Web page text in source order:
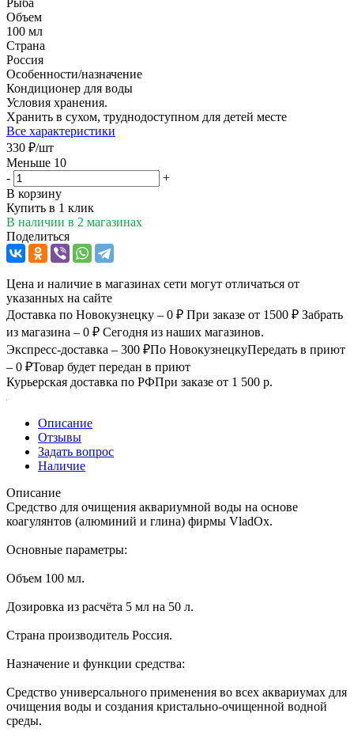
Объем
100 мл
Страна
Россия
Особенности/назначение
Кондиционер для воды
Условия хранения.
Хранить в сухом, труднодоступном для детей месте
Все характеристики
330 ₽/шт
Меньше 10
-
+
В корзину
Купить в 1 клик
В наличии в 2 магазинах
Поделиться
Цена и наличие в магазинах сети могут отличаться от
указанных на сайте
Доставка по Новокузнецку – 0 ₽ При заказе от 1500 ₽ Забрать
из магазина – 0 ₽ Сегодня из наших магазинов.
Экспресс-доставка – 300 ₽По НовокузнецкуПередать в приют
– 0 ₽Товар будет передан в приют
Курьерская доставка по РФПри заказе от 1 500 р.
Описание
Отзывы
Задать вопрос
Наличие
Описание
Средство для очищения аквариумной воды на основе
коагулянтов (алюминий и глина) фирмы VladOx.
Основные параметры:
Объем 100 мл.
Дозировка из расчёта 5 мл на 50 л.
Страна производитель Россия.
Назначение и функции средства:
Средство универсального применения во всех аквариумах для
очищения воды и создания кристально-очищенной водной
среды.